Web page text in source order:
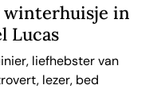
winterhuisje in
Lucas
liefhebster van
lezer, bed